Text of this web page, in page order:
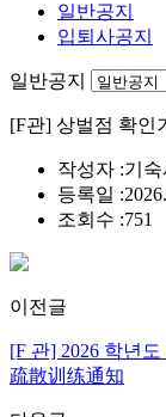
일반공지
입퇴사공지
일반공지
[F관] 상벌점 확인
작성자 :기
등록일 :
조회수 :751
이전글
[F 관] 2026 학년
疏散训练通知